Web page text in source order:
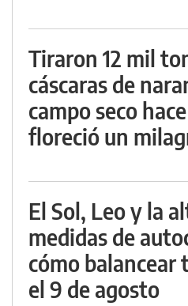
Tiraron 12 mil
cáscaras de
campo seco
floreció un
El Sol, Leo y la
medidas de
cómo balancear
el 9 de agosto